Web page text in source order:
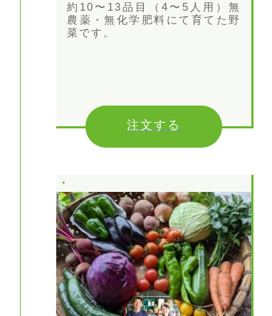
約10〜13品目（4〜5人用）無
農薬・無化学肥料にて育てた野
菜です。
注文する